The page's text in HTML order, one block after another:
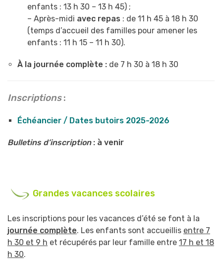
enfants : 13 h 30 – 13 h 45) ;
– Après-midi avec repas : de 11 h 45 à 18 h 30
(temps d’accueil des familles pour amener les
enfants : 11 h 15 – 11 h 30).
À la journée complète : de 7 h 30 à 18 h 30
Inscriptions:
Échéancier / Dates butoirs 2025-2026
Bulletins d’inscription: à venir
Grandes vacances scolaires
Les inscriptions pour les vacances d’été se font à la
journée complète. Les enfants sont accueillis entre 7
h 30 et 9 h et récupérés par leur famille entre 17 h et 18
h 30.